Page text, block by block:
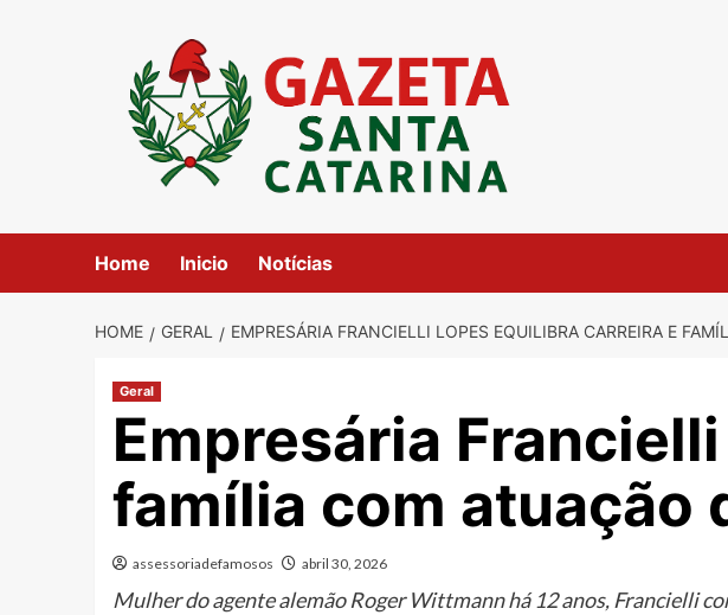
Home Inicio Notícias
HOME GERAL EMPRESÁRIA FRANCIELLI LOPES EQUILIBRA CARREIRA E
Geral
Empresária
família com atuação
assessoriadefamosos abril 30, 2026
Mulher do agente alemão Roger Wittmann há 12 anos, Francielli